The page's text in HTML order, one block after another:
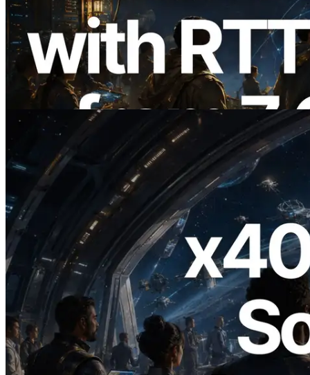
ERPC, Solana Leader Slot API를 전 세계
7개 리전 ping 측정으로 확장 —
Validators Information API도 공개
이 글 읽기
2026.07.04
ERPC, x402 지원 Solana RPC 공개 — AI
에이전트가 필요한 API에 온디맨드로 결
제하는 시대